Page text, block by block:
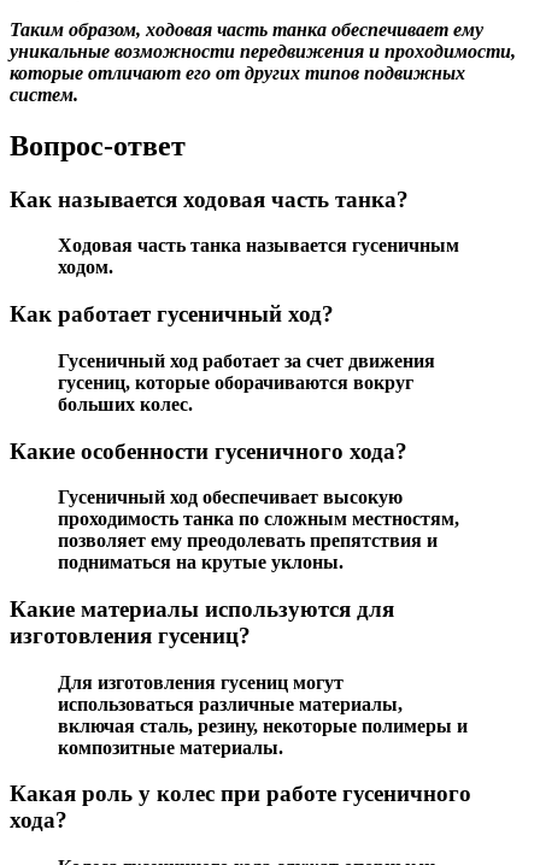
Таким образом, ходовая часть танка обеспечивает ему
уникальные возможности передвижения и проходимости,
которые отличают его от других типов подвижных
систем.
Вопрос-ответ
Как называется ходовая часть танка?
Ходовая часть танка называется гусеничным
ходом.
Как работает гусеничный ход?
Гусеничный ход работает за счет движения
гусениц, которые оборачиваются вокруг
больших колес.
Какие особенности гусеничного хода?
Гусеничный ход обеспечивает высокую
проходимость танка по сложным местностям,
позволяет ему преодолевать препятствия и
подниматься на крутые уклоны.
Какие материалы используются для
изготовления гусениц?
Для изготовления гусениц могут
использоваться различные материалы,
включая сталь, резину, некоторые полимеры и
композитные материалы.
Какая роль у колес при работе гусеничного
хода?